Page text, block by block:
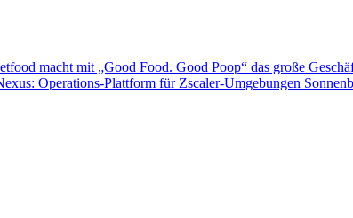
macht mit „Good Food. Good Poop“ das große
Operations-Plattform für Zscaler-Umgebungen